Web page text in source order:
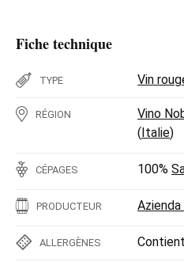
Fiche technique
TYPE Vin
RÉGION
Vino
(Italie)
CÉPAGES 100%
PRODUCTEUR
ALLERGÈNES